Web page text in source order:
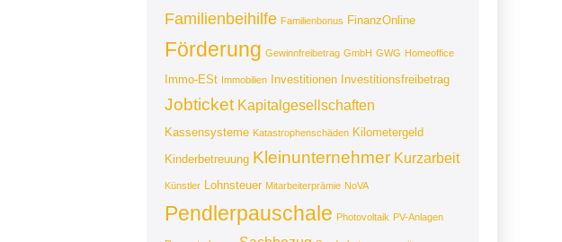
Familienbeihilfe Familienbonus FinanzOnline
Förderung Gewinnfreibetrag GmbH GWG Homeoffice
Immo-ESt Immobilien Investitionen Investitionsfreibetrag
Jobticket Kapitalgesellschaften
Kassensysteme Katastrophenschäden Kilometergeld
Kinderbetreuung Kleinunternehmer Kurzarbeit
Künstler Lohnsteuer Mitarbeiterprämie NoVA
Pendlerpauschale Photovoltaik PV-Anlagen